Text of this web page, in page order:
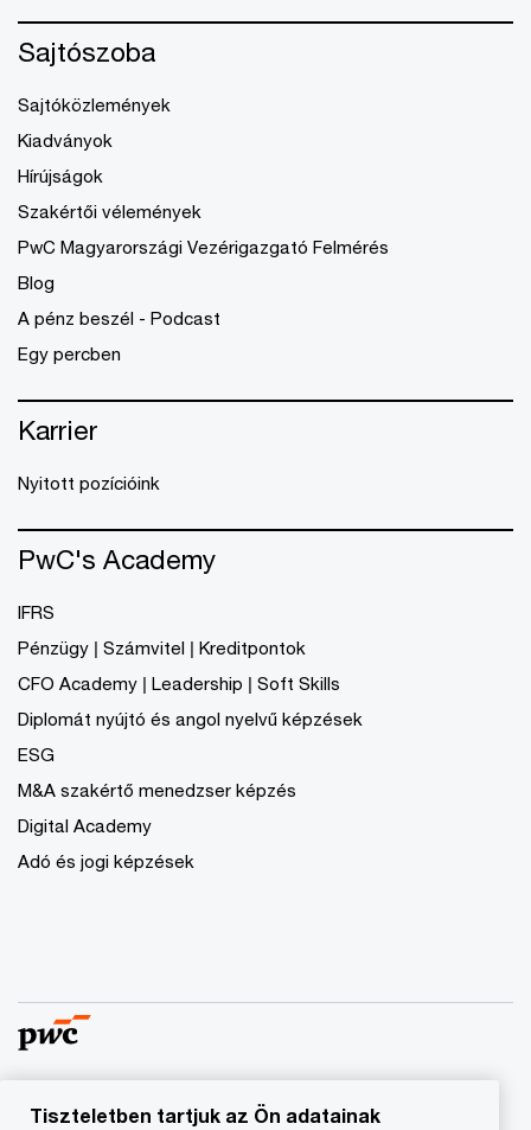
Sajtószoba
Sajtóközlemények
Kiadványok
Hírújságok
Szakértői vélemények
PwC Magyarországi Vezérigazgató Felmérés
Blog
A pénz beszél - Podcast
Egy percben
Karrier
Nyitott pozícióink
PwC's Academy
IFRS
Pénzügy | Számvitel | Kreditpontok
CFO Academy | Leadership | Soft Skills
Diplomát nyújtó és angol nyelvű képzések
ESG
M&A szakértő menedzser képzés
Digital Academy
Adó és jogi képzések
© 2023 - 2026 PwC. Minden jog fenntartva. A „PwC”
Tiszteletben tartjuk az Ön adatainak